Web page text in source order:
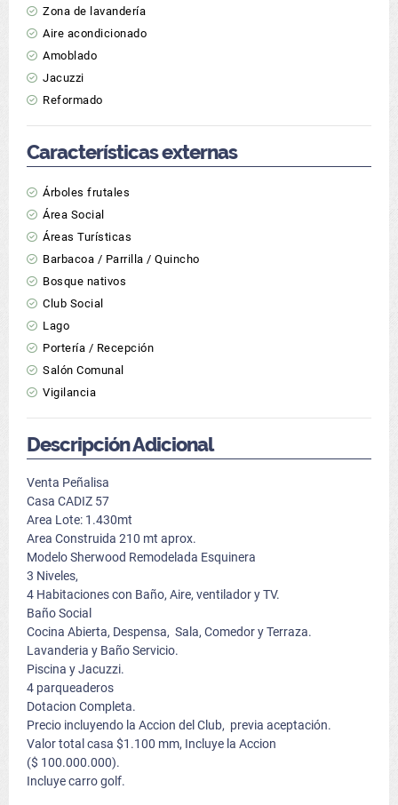
Zona de lavandería
Aire acondicionado
Amoblado
Jacuzzi
Reformado
Características externas
Árboles frutales
Área Social
Áreas Turísticas
Barbacoa / Parrilla / Quincho
Bosque nativos
Club Social
Lago
Portería / Recepción
Salón Comunal
Vigilancia
Descripción Adicional
Venta Peñalisa
Casa CADIZ 57
Area Lote: 1.430mt
Area Construida 210 mt aprox.
Modelo Sherwood Remodelada Esquinera
3 Niveles,
4 Habitaciones con Baño, Aire, ventilador y TV.
Baño Social
Cocina Abierta, Despensa, Sala, Comedor y Terraza.
Lavanderia y Baño Servicio.
Piscina y Jacuzzi.
4 parqueaderos
Dotacion Completa.
Precio incluyendo la Accion del Club, previa aceptación.
Valor total casa $1.100 mm, Incluye la Accion
($ 100.000.000).
Incluye carro golf.